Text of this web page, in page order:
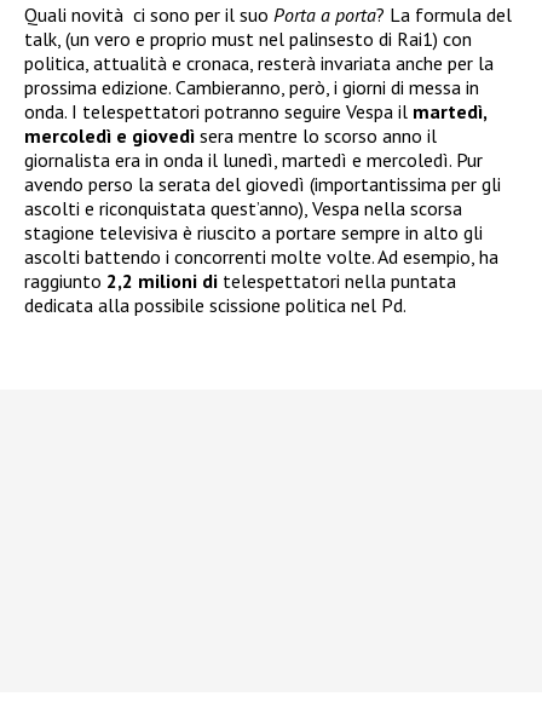
Quali novità ci sono per il suo Porta a porta? La formula del
talk, (un vero e proprio must nel palinsesto di Rai1) con
politica, attualità e cronaca, resterà invariata anche per la
prossima edizione. Cambieranno, però, i giorni di messa in
onda. I telespettatori potranno seguire Vespa il martedì,
mercoledì e giovedì sera mentre lo scorso anno il
giornalista era in onda il lunedì, martedì e mercoledì. Pur
avendo perso la serata del giovedì (importantissima per gli
ascolti e riconquistata quest’anno), Vespa nella scorsa
stagione televisiva è riuscito a portare sempre in alto gli
ascolti battendo i concorrenti molte volte. Ad esempio, ha
raggiunto 2,2 milioni di telespettatori nella puntata
dedicata alla possibile scissione politica nel Pd.